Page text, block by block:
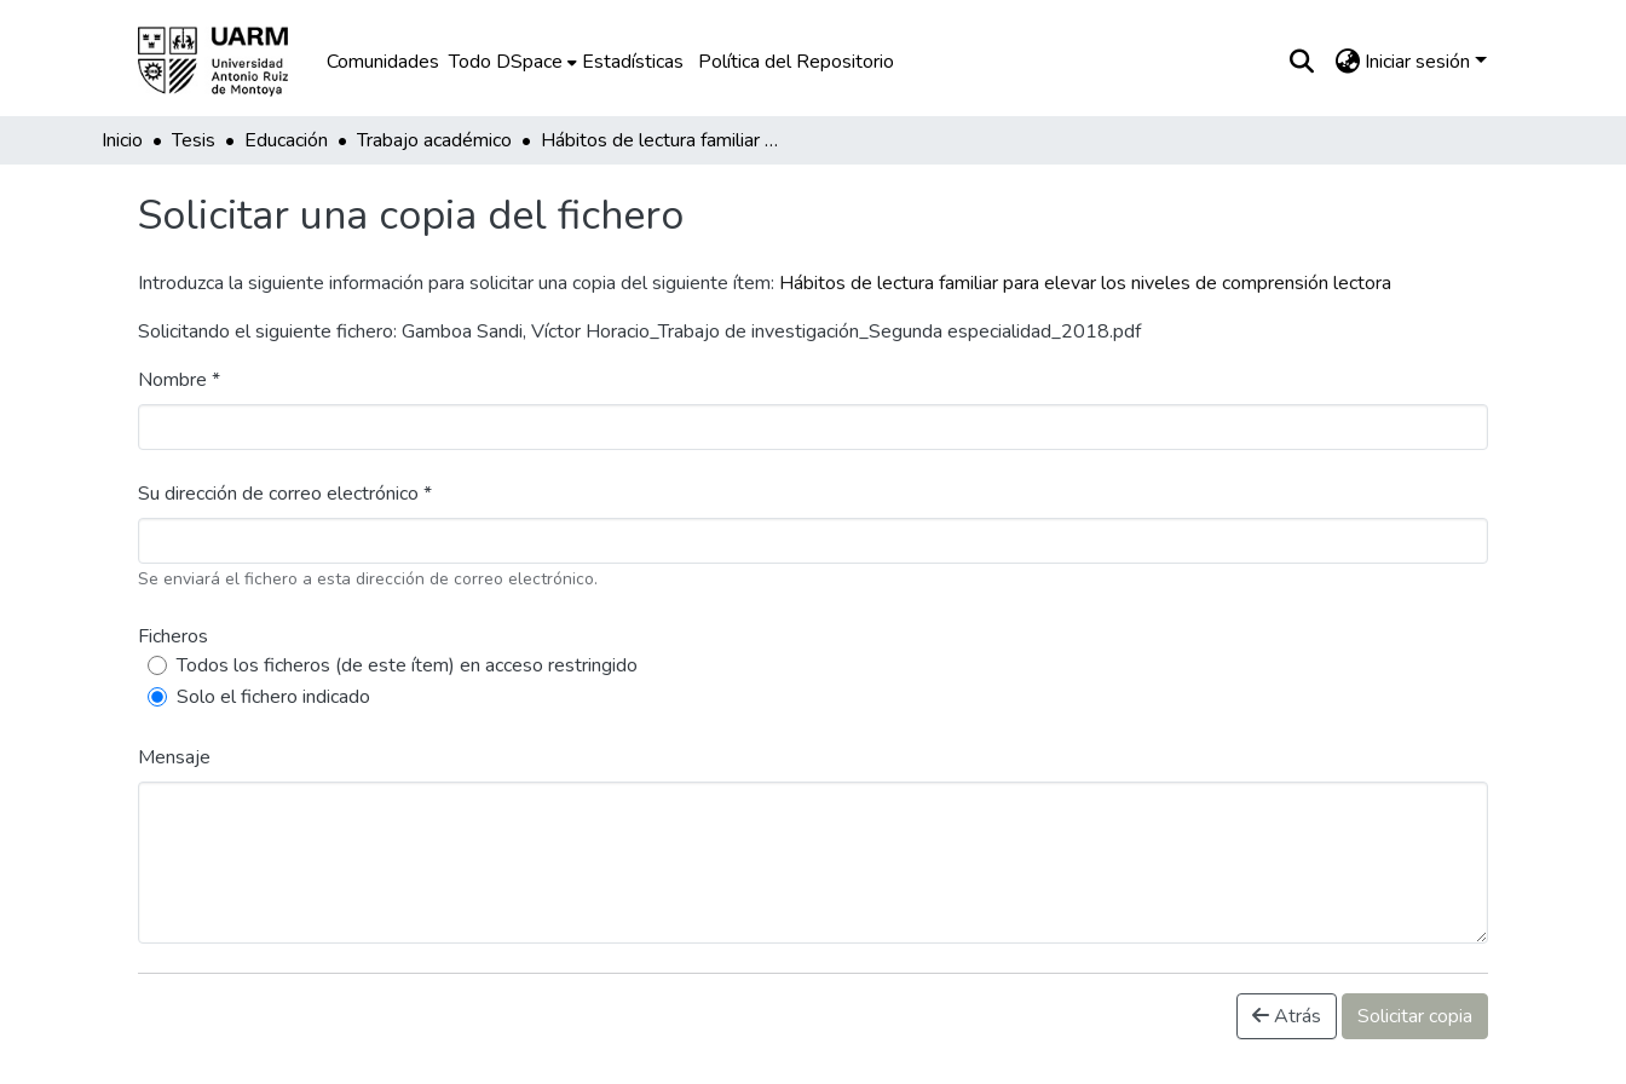
Comunidades Todo DSpace Estadísticas Política del Repositorio Iniciar sesión
Inicio Tesis Educación Trabajo académico Hábitos de lectura familiar para elevar los niveles de comprensión lectora
Solicitar una copia del fichero
Introduzca la siguiente información para solicitar una copia del siguiente ítem: Hábitos de lectura familiar para elevar los niveles de comprensión lectora
Solicitando el siguiente fichero: Gamboa Sandi, Víctor Horacio_Trabajo de investigación_Segunda especialidad_2018.pdf
Nombre *
Su dirección de correo electrónico *
Se enviará el fichero a esta dirección de correo electrónico.
Ficheros
Todos los ficheros (de este ítem) en acceso restringido
Solo el fichero indicado
Mensaje
Atrás Solicitar copia